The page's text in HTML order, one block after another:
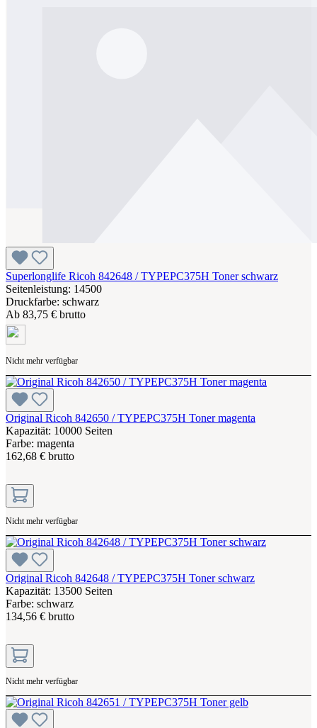
Superlonglife Ricoh 842648 / TYPEPC375H Toner schwarz
Seitenleistung: 14500
Druckfarbe: schwarz
Ab 83,75 € brutto
Nicht mehr verfügbar
Original Ricoh 842650 / TYPEPC375H Toner magenta
Kapazität: 10000 Seiten
Farbe: magenta
162,68 € brutto
Nicht mehr verfügbar
Original Ricoh 842648 / TYPEPC375H Toner schwarz
Kapazität: 13500 Seiten
Farbe: schwarz
134,56 € brutto
Nicht mehr verfügbar